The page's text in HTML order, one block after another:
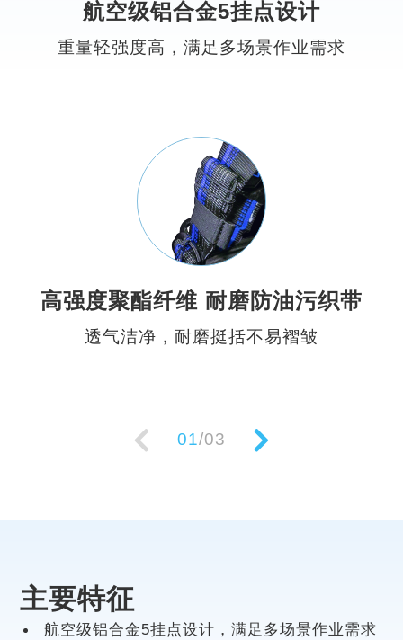
航空级铝合金5挂点设计
重量轻强度高，满足多场景作业需求
高强度聚酯纤维 耐磨防油污织带
透气洁净，耐磨挺括不易褶皱
01/03
主要特征
航空级铝合金5挂点设计，满足多场景作业需求